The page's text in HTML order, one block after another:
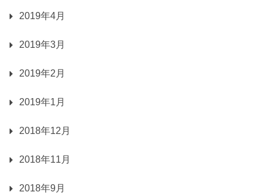
2019年4月
2019年3月
2019年2月
2019年1月
2018年12月
2018年11月
2018年9月